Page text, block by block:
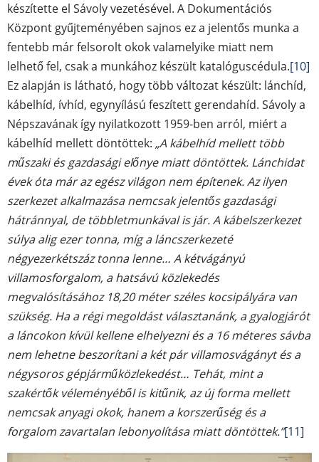
készítette el Sávoly vezetésével. A Dokumentációs
Központ gyűjteményében sajnos ez a jelentős munka a
fentebb már felsorolt okok valamelyike miatt nem
lelhető fel, csak a munkához készült katalóguscédula.[10]
Ez alapján is látható, hogy több változat készült: lánchíd,
kábelhíd, ívhíd, egynyílású feszített gerendahíd. Sávoly a
Népszavának így nyilatkozott 1959-ben arról, miért a
kábelhíd mellett döntöttek: „A kábelhíd mellett több
műszaki és gazdasági előnye miatt döntöttek. Lánchidat
évek óta már az egész világon nem építenek. Az ilyen
szerkezet alkalmazása nemcsak jelentős gazdasági
hátránnyal, de többletmunkával is jár. A kábelszerkezet
súlya alig ezer tonna, míg a láncszerkezeté
négyezerkétszáz tonna lenne… A kétvágányú
villamosforgalom, a hatsávú közlekedés
megvalósításához 18,20 méter széles kocsipályára van
szükség. Ha a régi megoldást választanánk, a gyalogjárót
a láncokon kívül kellene elhelyezni és a 16 méteres sávba
nem lehetne beszorítani a két pár villamosvágányt és a
négysoros gépjárműközlekedést… Tehát, mint a
szakértők véleményéből is kitűnik, az új forma mellett
nemcsak anyagi okok, hanem a korszerűség és a
forgalom zavartalan lebonyolítása miatt döntöttek.”[11]